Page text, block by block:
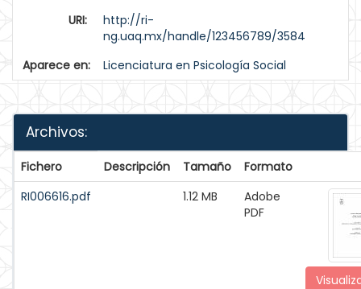
URI:
http://ri-
ng.uaq.mx/handle/123456789/3584
Aparece en:
Licenciatura en Psicología Social
Archivos:
Fichero Descripción Tamaño
Formato
RI006616.pdf
1.12 MB
Adobe
PDF